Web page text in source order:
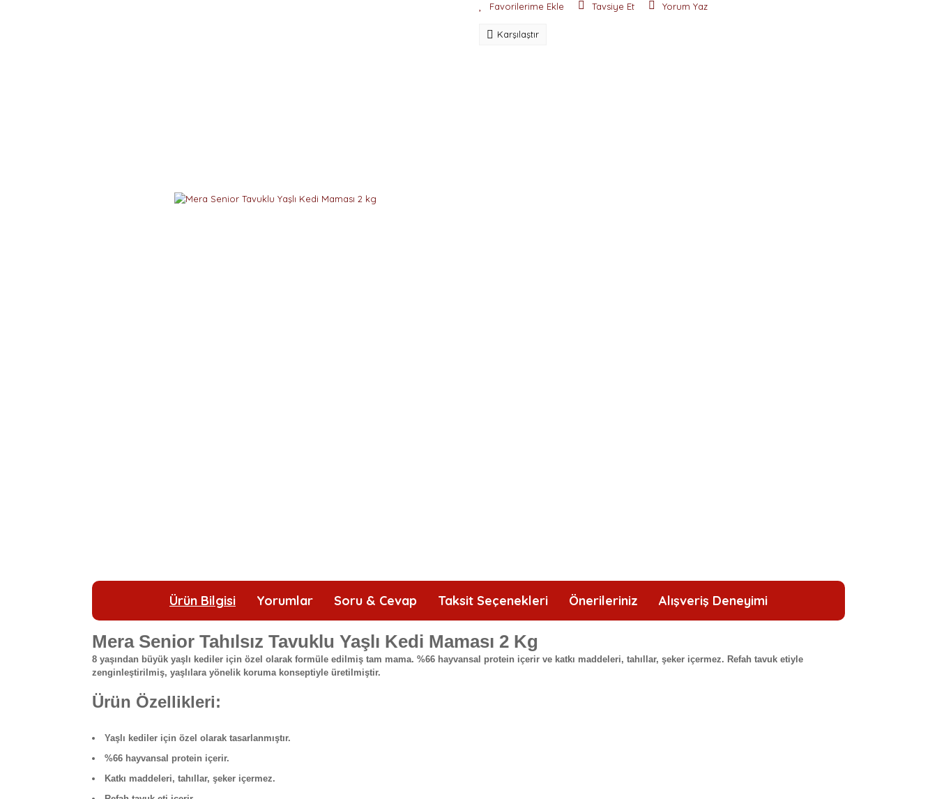
Tavsiye Et Yorum Yaz
Karşılaştır
Ürün Bilgisi Yorumlar Soru & Cevap Taksit Seçenekleri Önerileriniz Alışveriş Deneyimi
Mera Senior Tahılsız Tavuklu Yaşlı Kedi Maması 2 Kg
8 yaşından büyük yaşlı kediler için özel olarak formüle edilmiş tam mama. %66 hayvansal protein içerir ve katkı maddeleri, tahıllar, şeker içermez. Refah tavuk etiyle
zenginleştirilmiş, yaşlılara yönelik koruma konseptiyle üretilmiştir.
Ürün Özellikleri:
Yaşlı kediler için özel olarak tasarlanmıştır.
%66 hayvansal protein içerir.
Katkı maddeleri, tahıllar, şeker içermez.